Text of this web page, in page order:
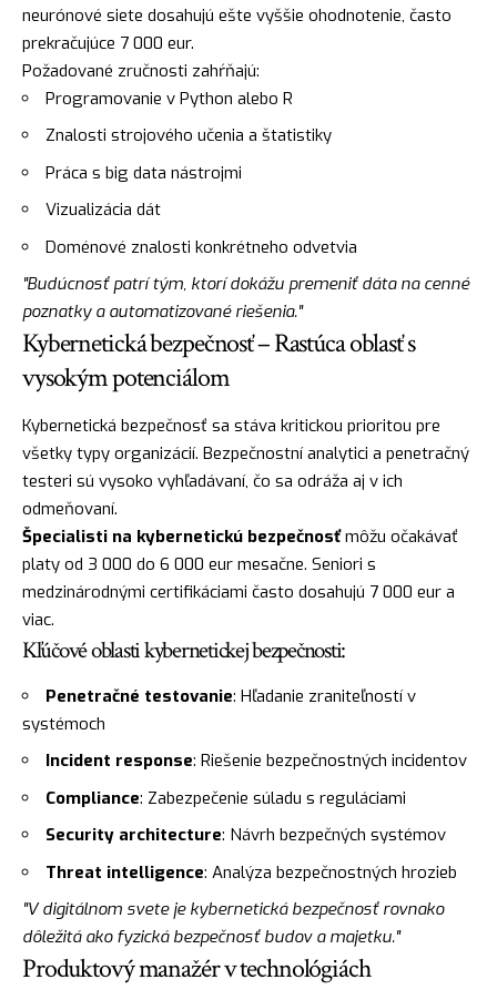
neurónové siete dosahujú ešte vyššie ohodnotenie, často
prekračujúce 7 000 eur.
Požadované zručnosti zahŕňajú:
Programovanie v Python alebo R
Znalosti strojového učenia a štatistiky
Práca s big data nástrojmi
Vizualizácia dát
Doménové znalosti konkrétneho odvetvia
"Budúcnosť patrí tým, ktorí dokážu premeniť dáta na cenné
poznatky a automatizované riešenia."
Kybernetická bezpečnosť – Rastúca oblasť s
vysokým potenciálom
Kybernetická bezpečnosť sa stáva kritickou prioritou pre
všetky typy organizácií. Bezpečnostní analytici a penetračný
testeri sú vysoko vyhľadávaní, čo sa odráža aj v ich
odmeňovaní.
Špecialisti na kybernetickú bezpečnosťmôžu očakávať
platy od 3 000 do 6 000 eur mesačne. Seniori s
medzinárodnými certifikáciami často dosahujú 7 000 eur a
viac.
Kľúčové oblasti kybernetickej bezpečnosti:
Penetračné testovanie: Hľadanie zraniteľností v
systémoch
Incident response: Riešenie bezpečnostných incidentov
Compliance: Zabezpečenie súladu s reguláciami
Security architecture: Návrh bezpečných systémov
Threat intelligence: Analýza bezpečnostných hrozieb
"V digitálnom svete je kybernetická bezpečnosť rovnako
dôležitá ako fyzická bezpečnosť budov a majetku."
Produktový manažér v technológiách